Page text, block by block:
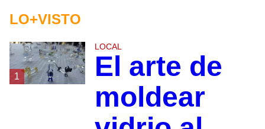
LO+VISTO
1
LOCAL
El arte de
moldear